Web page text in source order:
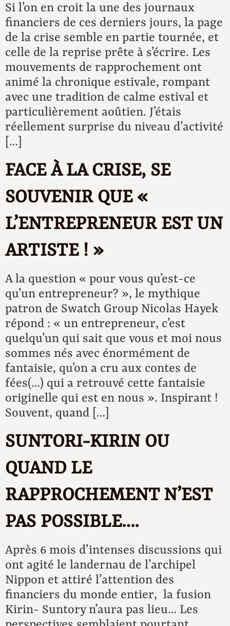
Si l’on en croit la une des journaux
financiers de ces derniers jours, la page
de la crise semble en partie tournée, et
celle de la reprise prête à s’écrire. Les
mouvements de rapprochement ont
animé la chronique estivale, rompant
avec une tradition de calme estival et
particulièrement aoûtien. J’étais
réellement surprise du niveau d’activité
[…]
FACE À LA CRISE, SE
SOUVENIR QUE «
L’ENTREPRENEUR EST UN
ARTISTE ! »
A la question « pour vous qu’est-ce
qu’un entrepreneur? », le mythique
patron de Swatch Group Nicolas Hayek
répond : « un entrepreneur, c’est
quelqu’un qui sait que vous et moi nous
sommes nés avec énormément de
fantaisie, qu’on a cru aux contes de
fées(…) qui a retrouvé cette fantaisie
originelle qui est en nous ». Inspirant !
Souvent, quand […]
SUNTORI-KIRIN OU
QUAND LE
RAPPROCHEMENT N’EST
PAS POSSIBLE….
Après 6 mois d’intenses discussions qui
ont agité le landernau de l’archipel
Nippon et attiré l’attention des
financiers du monde entier, la fusion
Kirin- Suntory n’aura pas lieu… Les